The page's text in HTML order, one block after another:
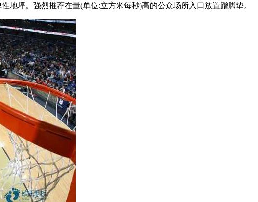
地坪。强烈推荐在量(单位:立方米每秒)高的公众场所入口放置蹭脚垫。